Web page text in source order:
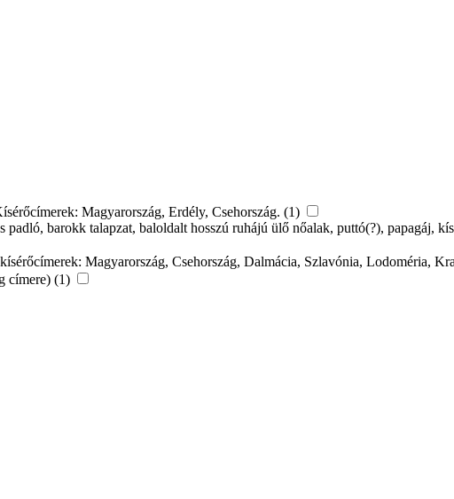
Magyarország, Erdély, Csehország. (1)
barokk talapzat, baloldalt hosszú ruhájú ülő nőalak, puttó(?), papagáj,
Magyarország, Csehország, Dalmácia, Szlavónia, Lodoméria,
címere) (1)